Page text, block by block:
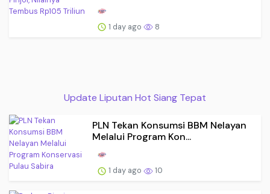
1 day ago 8
Update Liputan Hot Siang Tepat
PLN Tekan Konsumsi BBM Nelayan
Melalui Program Kon...
1 day ago 10